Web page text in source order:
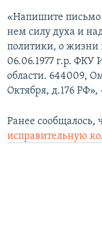
«Напишите письмо
нем силу духа и
политики, о жизни
06.06.1977 г.р.
области. 644009,
Октября, д.176
Ранее сообщалось,
исправительную